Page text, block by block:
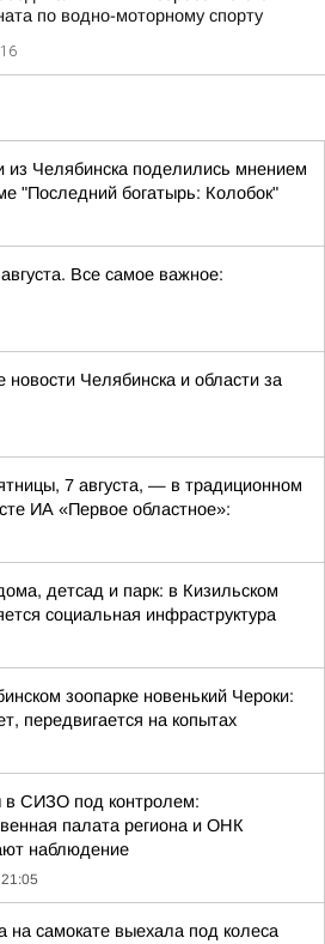
по водно-моторному спорту
из Челябинска поделились мнением
"Последний богатырь: Колобок"
Все самое важное:
новости Челябинска и области за
7 августа, — в традиционном
ИА «Первое областное»:
детсад и парк: в Кизильском
социальная инфраструктура
зоопарке новенький Чероки:
передвигается на копытах
СИЗО под контролем:
палата региона и ОНК
наблюдение
21:05
на самокате выехала под колеса